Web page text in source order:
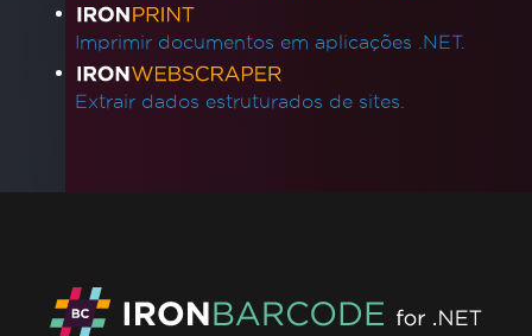
Imprimir documentos em aplicações .NET.
Extrair dados estruturados de sites.